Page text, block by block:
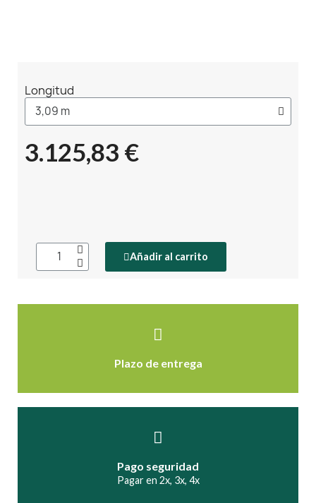
Longitud
3.125,83 €
Añadir al carrito
Plazo de entrega
Pago seguridad
Pagar en 2x, 3x, 4x